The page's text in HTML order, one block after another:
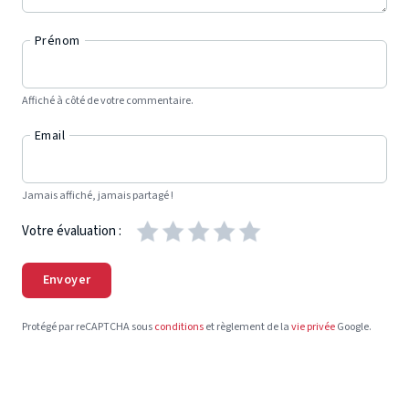
Prénom
Affiché à côté de votre commentaire.
Email
Jamais affiché, jamais partagé !
Votre évaluation :
Envoyer
Protégé par reCAPTCHA sousconditionset règlement de lavie privéeGoogle.